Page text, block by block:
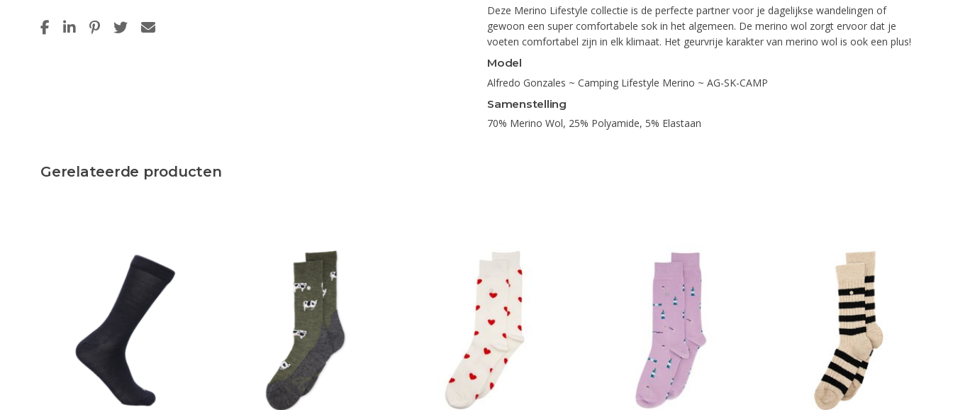
Deze Merino Lifestyle collectie is de perfecte partner voor je dagelijkse wandelingen of
gewoon een super comfortabele sok in het algemeen. De merino wol zorgt ervoor dat je
voeten comfortabel zijn in elk klimaat. Het geurvrije karakter van merino wol is ook een plus!
Model
Alfredo Gonzales ~ Camping Lifestyle Merino ~ AG-SK-CAMP
Samenstelling
70% Merino Wol, 25% Polyamide, 5% Elastaan
Gerelateerde producten